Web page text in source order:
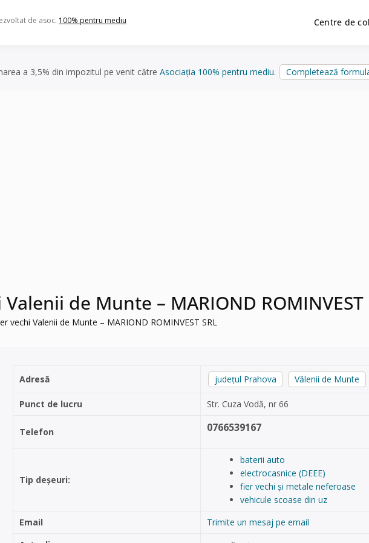
de asoc. 100% pentru mediu Centre de
a 3,5% din impozitul pe venit către Asociația 100% pentru mediu. Completează
de Munte – MARIOND ROMINVEST
vechi Valenii de Munte – MARIOND ROMINVEST SRL
Adresă județul Prahova Vălenii de Munte
Punct de lucru Str. Cuza Vodă, nr 66
Telefon 0766539167
Tip deșeuri:
baterii auto
electrocasnice (DEEE)
fier vechi și metale neferoase
vehicule scoase din uz
Email
Trimite un mesaj pe email